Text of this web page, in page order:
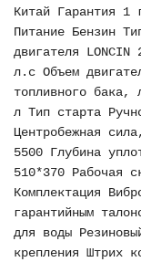
Китай Гарантия 1
Питание Бензин
двигателя
л.с Объем
топливного
л Тип старта
Центробежная
5500 Глубина
510*370 Рабочая
Комплектация
гарантийным
для воды
крепления Штрих